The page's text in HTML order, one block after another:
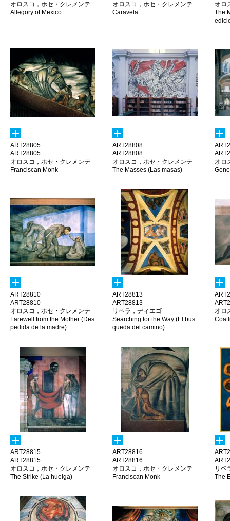
オロスコ，ホセ・クレメンテ
Allegory of Mexico
オロスコ，ホセ・クレメンテ
Caravela
オロ
The
ART28805
ART28805
オロスコ，ホセ・クレメンテ
Franciscan Monk
ART28808
ART28808
オロスコ，ホセ・クレメンテ
The Masses (Las masas)
オロ
ART28810
ART28810
オロスコ，ホセ・クレメンテ
Farewell from the Mother (Des
pedida de la madre)
ART28813
ART28813
リベラ，ディエゴ
Searching for the Way (El bus
queda del camino)
オロ
ART28815
ART28815
オロスコ，ホセ・クレメンテ
The Strike (La huelga)
ART28816
ART28816
オロスコ，ホセ・クレメンテ
Franciscan Monk
リベ
The